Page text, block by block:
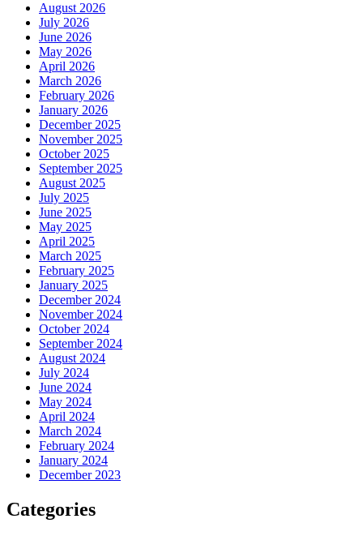
August 2026
July 2026
June 2026
May 2026
April 2026
March 2026
February 2026
January 2026
December 2025
November 2025
October 2025
September 2025
August 2025
July 2025
June 2025
May 2025
April 2025
March 2025
February 2025
January 2025
December 2024
November 2024
October 2024
September 2024
August 2024
July 2024
June 2024
May 2024
April 2024
March 2024
February 2024
January 2024
December 2023
Categories